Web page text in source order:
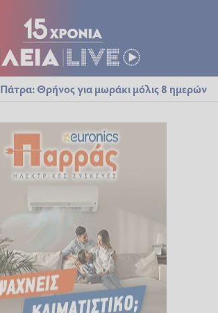
Πάτρα: Θρήνος για μωράκι μόλις 8 ημερών